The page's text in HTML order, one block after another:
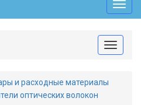
Меню
Toggle
и расходные материалы
оптических волокон